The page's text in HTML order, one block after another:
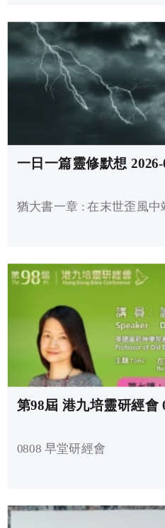
一日一篇靈修默想
猶大書一章 : 在末世歪風
第98屆 港九培靈研經會
0808 早堂研經會